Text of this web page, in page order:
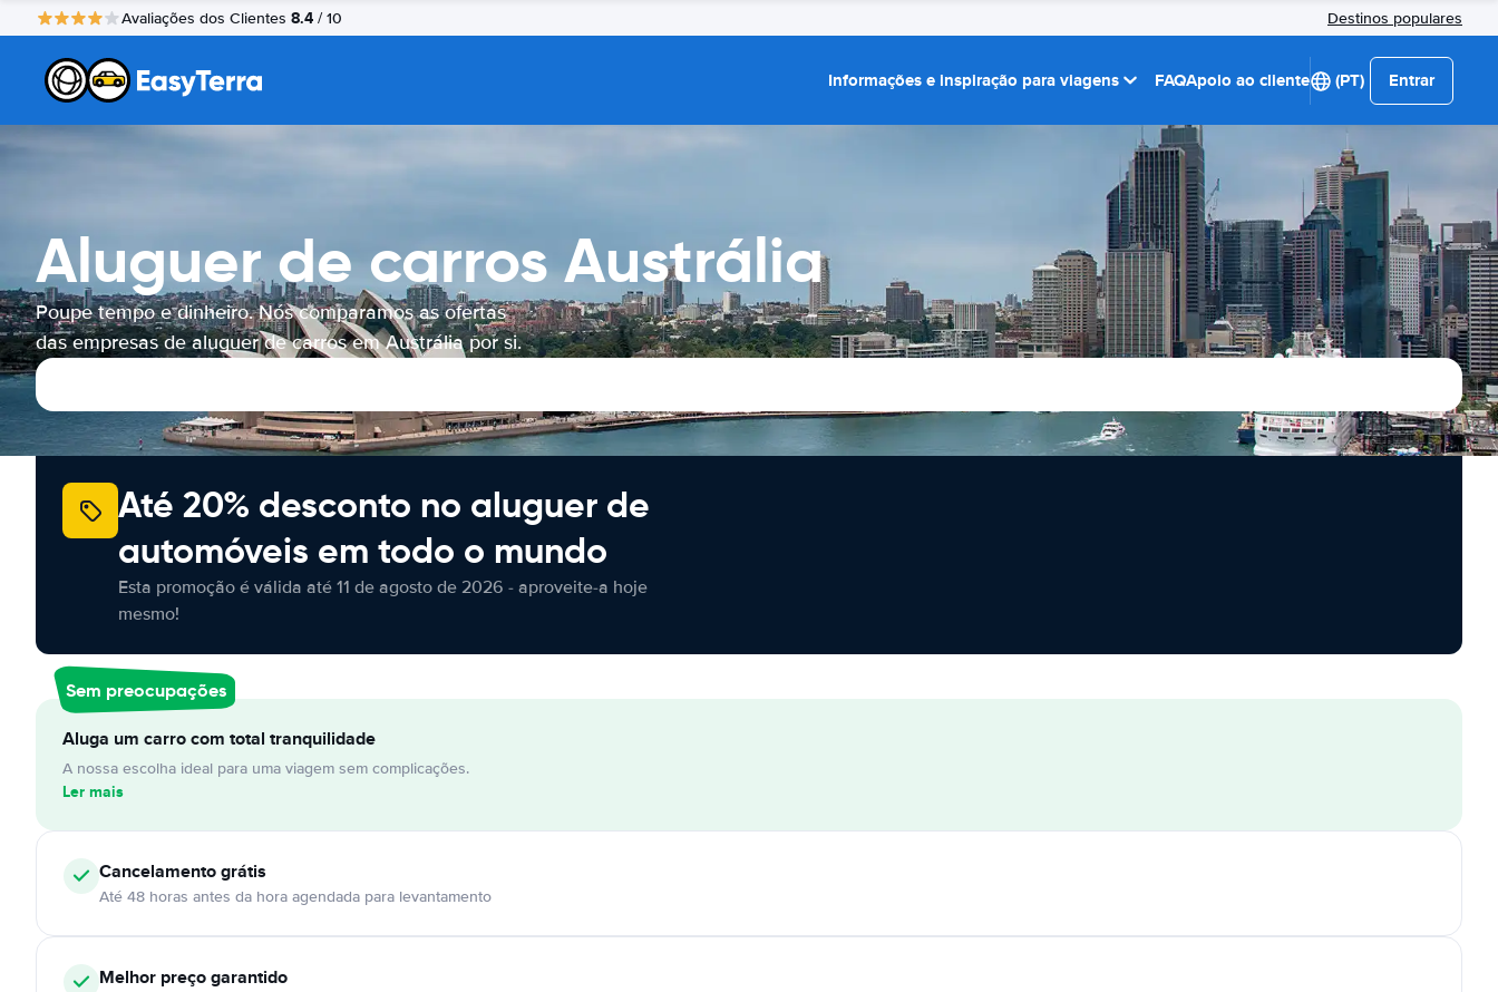
Avaliações dos Clientes 8.4 / 10 Destinos populares
Informações e inspiração para viagens FAQApoio ao cliente (PT) Entrar
Aluguer de carros Austrália
Poupe tempo e dinheiro. Nós comparamos as ofertas
das empresas de aluguer de carros em Austrália por si.
Até 20% desconto no aluguer de
automóveis em todo o mundo
Esta promoção é válida até 11 de agosto de 2026 - aproveite-a hoje
mesmo!
Sem preocupações
Aluga um carro com total tranquilidade
A nossa escolha ideal para uma viagem sem complicações.
Ler mais
Cancelamentográtis
Até 48 horas antes da hora agendada para levantamento
Melhor preço garantido